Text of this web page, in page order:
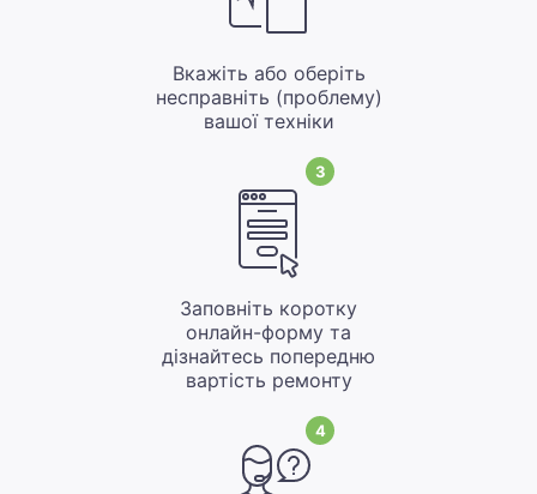
Вкажіть або оберіть
несправніть (проблему)
вашої техніки
3
Заповніть коротку
онлайн-форму та
дізнайтесь попередню
вартість ремонту
4